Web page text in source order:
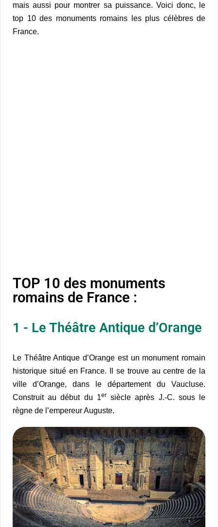
mais aussi pour montrer sa puissance. Voici donc, le
top 10 des monuments romains les plus célèbres de
France.
TOP 10 des monuments
romains de France :
1 - Le Théâtre Antique d’Orange
Le Théâtre Antique d’Orange est un monument romain
historique situé en France. Il se trouve au centre de la
ville d’Orange, dans le département du Vaucluse.
Construit au début du 1er siècle après J.-C. sous le
règne de l’empereur Auguste.